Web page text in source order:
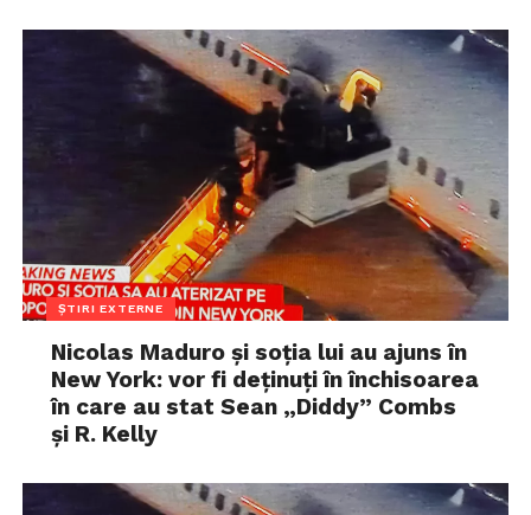
ȘTIRI EXTERNE
Nicolas Maduro și soția lui au ajuns în
New York: vor fi deținuți în închisoarea
în care au stat Sean „Diddy” Combs
și R. Kelly